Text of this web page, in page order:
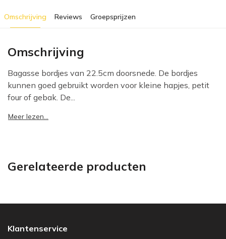
Omschrijving Reviews Groepsprijzen
Omschrijving
Bagasse bordjes van 22.5cm doorsnede. De bordjes
kunnen goed gebruikt worden voor kleine hapjes, petit
four of gebak. De...
Meer lezen...
Gerelateerde producten
Klantenservice